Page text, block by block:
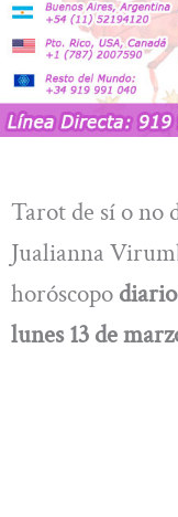
Tarot de sí o no
Jualianna
horóscopo
lunes 13 de